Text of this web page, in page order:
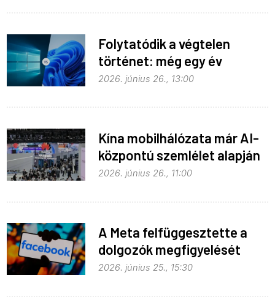
Folytatódik a végtelen
történet: még egy év
haladék a Windows 10-nek
2026. június 26., 13:00
Kína mobilhálózata már AI-
központú szemlélet alapján
fejlődik
2026. június 26., 11:00
A Meta felfüggesztette a
dolgozók megfigyelését
2026. június 25., 15:30